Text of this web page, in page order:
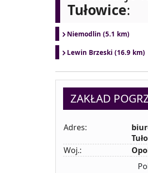
Tułowice:
Niemodlin (5.1 km)
Lewin Brzeski (16.9 km)
ZAKŁAD
Adres:
Woj.: